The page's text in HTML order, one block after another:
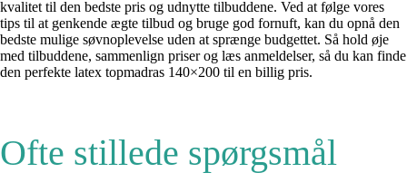
kvalitet til den bedste pris og udnytte tilbuddene. Ved at følge vores
tips til at genkende ægte tilbud og bruge god fornuft, kan du opnå den
bedste mulige søvnoplevelse uden at sprænge budgettet. Så hold øje
med tilbuddene, sammenlign priser og læs anmeldelser, så du kan finde
den perfekte latex topmadras 140×200 til en billig pris.
Ofte stillede spørgsmål